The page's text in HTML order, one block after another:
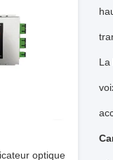
optique
La